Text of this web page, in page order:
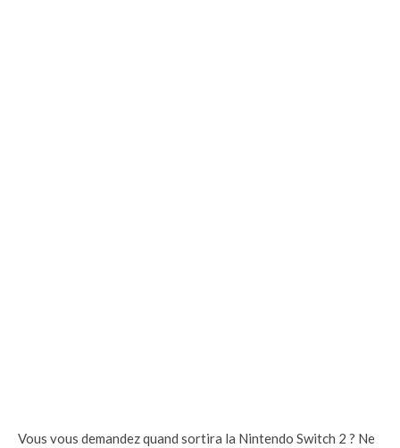
Vous vous demandez quand sortira la Nintendo Switch 2 ? Ne